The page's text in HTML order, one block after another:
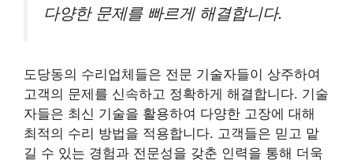
다양한 문제를 빠르게 해결합니다.
도당동의 수리업체들은 전문 기술자들이 상주하여
고객의 문제를 신속하고 정확하게 해결합니다. 기술
자들은 최신 기술을 활용하여 다양한 고장에 대해
최적의 수리 방법을 적용합니다. 고객들은 믿고 맡
길 수 있는 경험과 전문성을 갖춘 인력을 통해 더욱